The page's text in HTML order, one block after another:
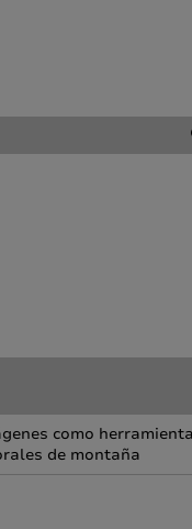
como
de montaña